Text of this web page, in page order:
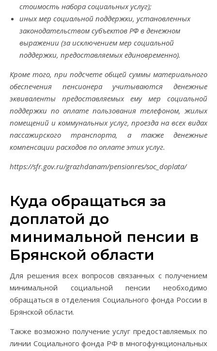
стоимость набора социальных услуг);
иных мер социальной поддержки, установленных
законодательством субъектов РФ в денежном
выражении (за исключением мер социальной
поддержки, предоставляемых единовременно).
Кроме того, при подсчете общей суммы материального
обеспечения пенсионера учитываются денежные
эквиваленты предоставляемых ему мер социальной
поддержки по оплате пользования телефоном, жилых
помещений и коммунальных услуг, проезда на всех видах
пассажирского транспорта, а также денежные
компенсации расходов по оплате этих услуг.
https://sfr.gov.ru/grazhdanam/pensionres/soc_doplata/
Куда обращаться за
доплатой до
минимальной пенсии в
Брянской области
Для решения всех вопросов связанных с получением
минимальной социальной пенсии необходимо
обращаться в отделения Социального фонда России в
Брянской области.
Также возможно получение услуг предоставляемых по
линии Социального фонда РФ в многофункциональных